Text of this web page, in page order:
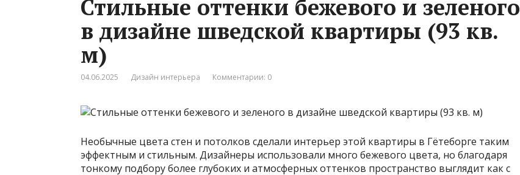
Стильные оттенки бежевого и зеленого
в дизайне шведской квартиры (93 кв.
м)
04.06.2025 Дизайн интерьера Комментарии: 0
Необычные цвета стен и потолков сделали интерьер этой квартиры в Гётеборге таким
эффектным и стильным. Дизайнеры использовали много бежевого цвета, но благодаря
тонкому подбору более глубоких и атмосферных оттенков пространство выглядит как с